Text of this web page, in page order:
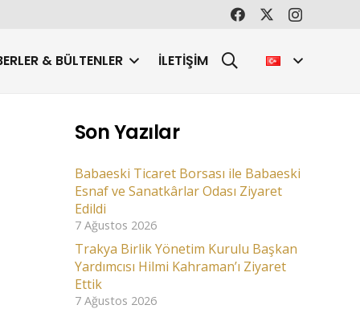
& BÜLTENLER İLETIŞIM
Son Yazılar
Babaeski Ticaret Borsası ile Babaeski
Esnaf ve Sanatkârlar Odası Ziyaret
Edildi
7 Ağustos 2026
Trakya Birlik Yönetim Kurulu Başkan
Yardımcısı Hilmi Kahraman’ı Ziyaret
Ettik
7 Ağustos 2026